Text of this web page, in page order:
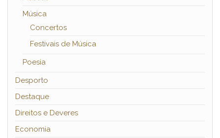
Música
Concertos
Festivais de Música
Poesia
Desporto
Destaque
Direitos e Deveres
Economia